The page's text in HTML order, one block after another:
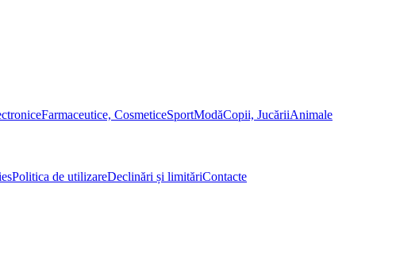
Farmaceutice, CosmeticeSportModăCopii, JucăriiAnimale
Politica de utilizareDeclinări și limităriContacte